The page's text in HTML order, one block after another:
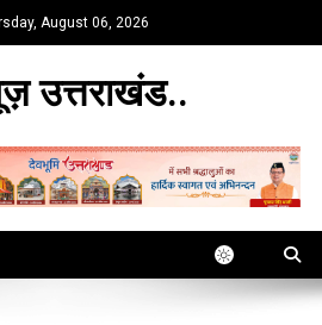
August 06, 2026
उत्तराखंड..